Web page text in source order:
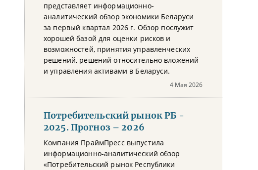
представляет информационно-
аналитический обзор экономики Беларуси
за первый квартал 2026 г. Обзор послужит
хорошей базой для оценки рисков и
возможностей, принятия управленческих
решений, решений относительно вложений
и управления активами в Беларуси.
4 Мая 2026
Потребительский рынок РБ -
2025. Прогноз – 2026
Компания ПраймПресс выпустила
информационно-аналитический обзор
«Потребительский рынок Республики